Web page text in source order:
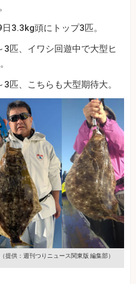
3.3kg頭にトップ3匹。
匹、イワシ回遊中で大型ヒ
匹、こちらも大型期待大。
（提供：週刊つりニュース関東版 編集部）